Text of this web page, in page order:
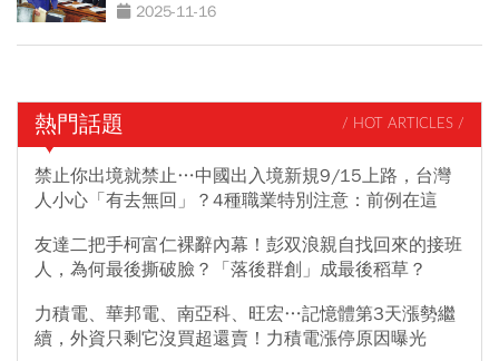
2025-11-16
熱門話題 / HOT ARTICLES /
禁止你出境就禁止…中國出入境新規9/15上路，台灣
人小心「有去無回」？4種職業特別注意：前例在這
友達二把手柯富仁裸辭內幕！彭双浪親自找回來的接班
人，為何最後撕破臉？「落後群創」成最後稻草？
力積電、華邦電、南亞科、旺宏…記憶體第3天漲勢繼
續，外資只剩它沒買超還賣！力積電漲停原因曝光